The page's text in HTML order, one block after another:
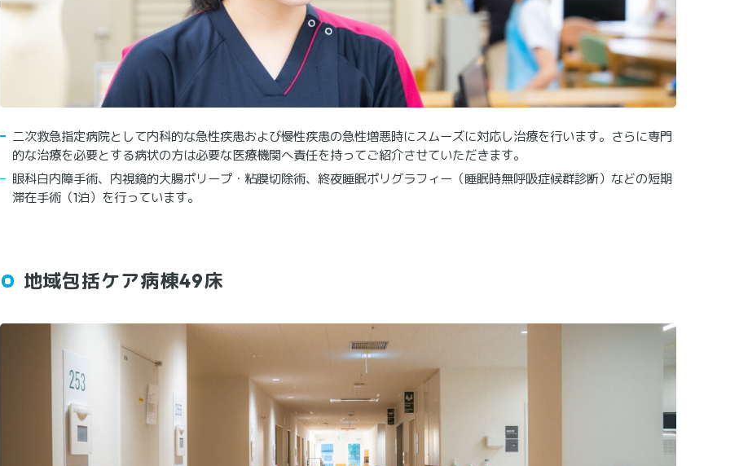
二次救急指定病院として内科的な急性疾患および慢性疾患の急性増悪時にスムーズに対応し治療を行います。さらに専門
的な治療を必要とする病状の方は必要な医療機関へ責任を持ってご紹介させていただきます。
眼科白内障手術、内視鏡的大腸ポリープ・粘膜切除術、終夜睡眠ポリグラフィー（睡眠時無呼吸症候群診断）などの短期
滞在手術（1泊）を行っています。
地域包括ケア病棟49床